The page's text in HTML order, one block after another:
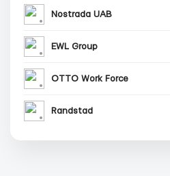
Nostrada UAB
EWL Group
OTTO Work Force
Randstad